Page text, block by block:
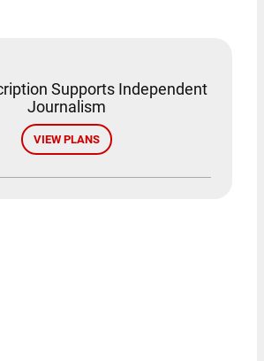
Supports Independent
Journalism
VIEW PLANS